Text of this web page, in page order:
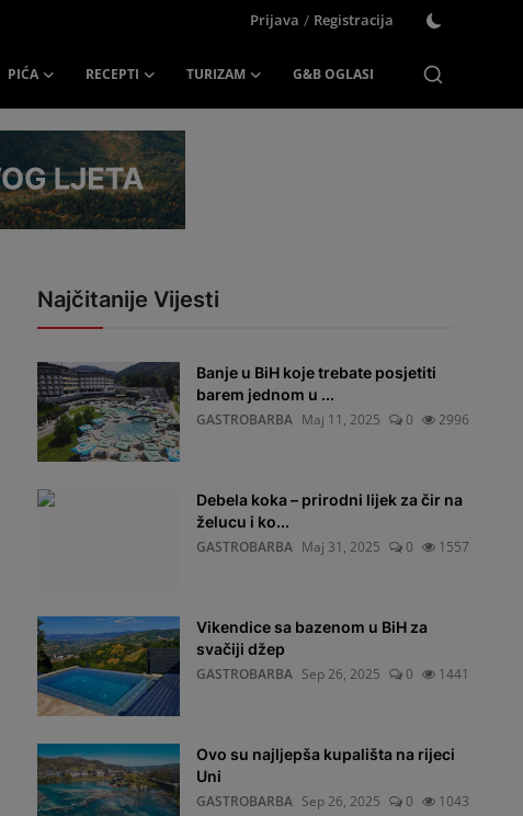
Prijava / Registracija
PIĆA RECEPTI TURIZAM G&B OGLASI
Najčitanije Vijesti
Banje u BiH koje trebate posjetiti
barem jednom u ...
GASTROBARBA Maj 11, 2025 0 2996
Debela koka – prirodni lijek za čir na
želucu i ko...
GASTROBARBA Maj 31, 2025 0 1557
Vikendice sa bazenom u BiH za
svačiji džep
GASTROBARBA Sep 26, 2025 0 1441
Ovo su najljepša kupališta na rijeci
Uni
GASTROBARBA Sep 26, 2025 0 1043